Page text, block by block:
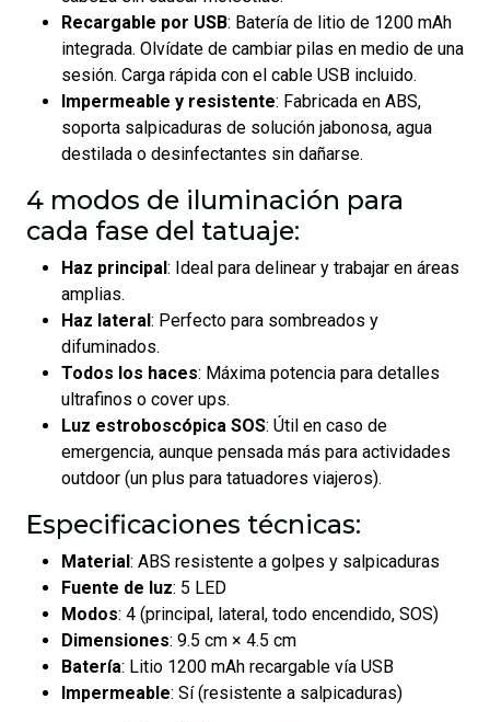
Recargable por USB: Batería de litio de 1200 mAh
integrada. Olvídate de cambiar pilas en medio de una
sesión. Carga rápida con el cable USB incluido.
Impermeable y resistente: Fabricada en ABS,
soporta salpicaduras de solución jabonosa, agua
destilada o desinfectantes sin dañarse.
4 modos de iluminación para
cada fase del tatuaje:
Haz principal : Ideal para delinear y trabajar en áreas
amplias.
Haz lateral : Perfecto para sombreados y
difuminados.
Todos los haces: Máxima potencia para detalles
ultrafinos o cover ups.
Luz estroboscópica SOS: Útil en caso de
emergencia, aunque pensada más para actividades
outdoor (un plus para tatuadores viajeros).
Especificaciones técnicas:
Material : ABS resistente a golpes y salpicaduras
Fuente de luz: 5 LED
Modos: 4 (principal, lateral, todo encendido, SOS)
Dimensiones: 9.5 cm × 4.5 cm
Batería: Litio 1200 mAh recargable vía USB
Impermeable: Sí (resistente a salpicaduras)